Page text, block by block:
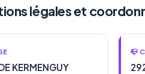
légales et
KERMENGUY
📪